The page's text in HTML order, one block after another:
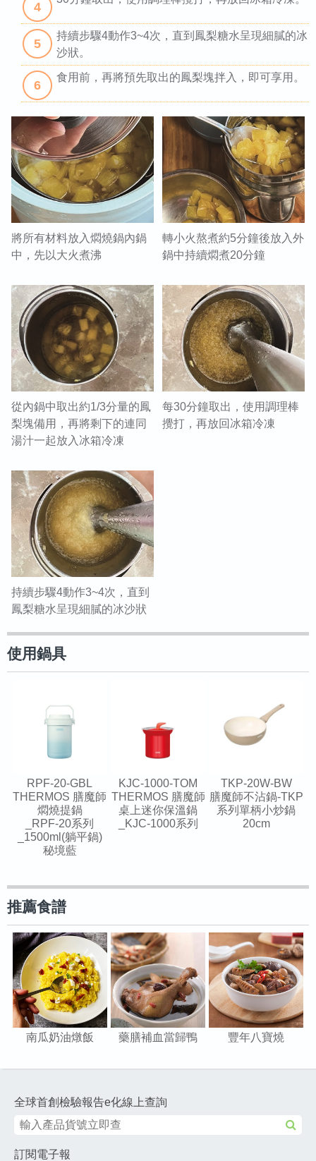
4
5
持續步驟4動作3~4次，直到鳳梨糖水呈現細膩的冰
沙狀。
6
食用前，再將預先取出的鳳梨塊拌入，即可享用。
將所有材料放入燜燒鍋內鍋
中，先以大火煮沸
轉小火熬煮約5分鐘後放入外
鍋中持續燜煮20分鐘
從內鍋中取出約1/3分量的鳳
梨塊備用，再將剩下的連同
湯汁一起放入冰箱冷凍
每30分鐘取出，使用調理棒
攪打，再放回冰箱冷凍
持續步驟4動作3~4次，直到
鳳梨糖水呈現細膩的冰沙狀
使用鍋具
RPF-20-GBL
THERMOS 膳魔師
燜燒提鍋
_RPF-20系列
_1500ml(躺平鍋)
秘境藍
KJC-1000-TOM
THERMOS 膳魔師
桌上迷你保溫鍋
_KJC-1000系列
TKP-20W-BW
膳魔師不沾鍋-TKP
系列單柄小炒鍋
20cm
推薦食譜
南瓜奶油燉飯 藥膳補血當歸鴨 豐年八寶燒
全球首創檢驗報告e化線上查詢
訂閱電子報